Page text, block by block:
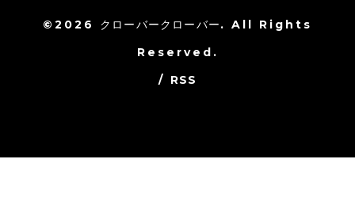
©2026 クローバークローバー. All Rights
Reserved.
/ RSS